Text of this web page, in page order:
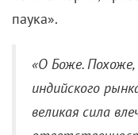
паука».
«О Боже. Похоже,
индийского
великая сила